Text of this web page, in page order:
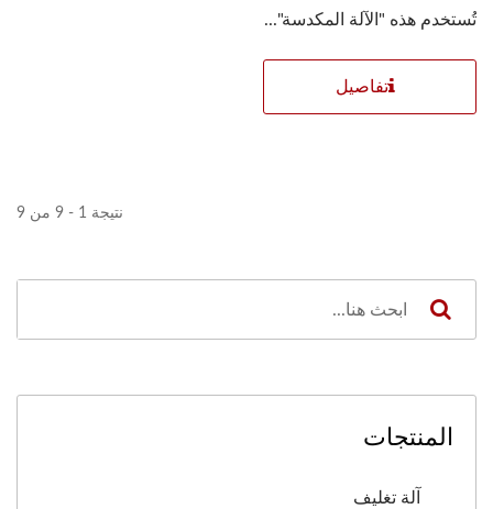
تُستخدم هذه "الآلة المكدسة"...
تفاصيل
نتيجة 1 - 9 من 9
المنتجات
آلة تغليف